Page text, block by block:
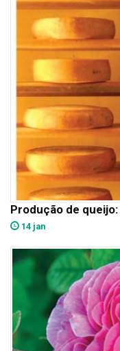
Produção de
14 jan